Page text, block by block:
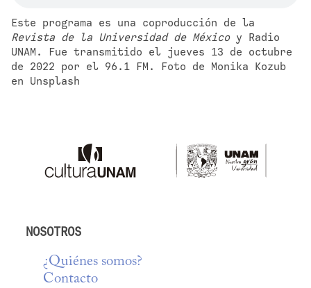
Revista de la Universidad de México y Radio
UNAM. Fue transmitido el jueves 13 de octubre
de 2022 por el 96.1 FM. Foto de Monika Kozub
en Unsplash
NOSOTROS
¿Quiénes somos?
Contacto